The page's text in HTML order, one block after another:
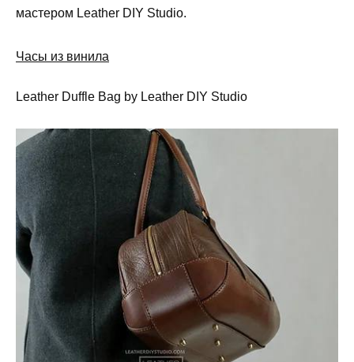
мастером Leather DIY Studio.
Часы из винила
Leather Duffle Bag by Leather DIY Studio